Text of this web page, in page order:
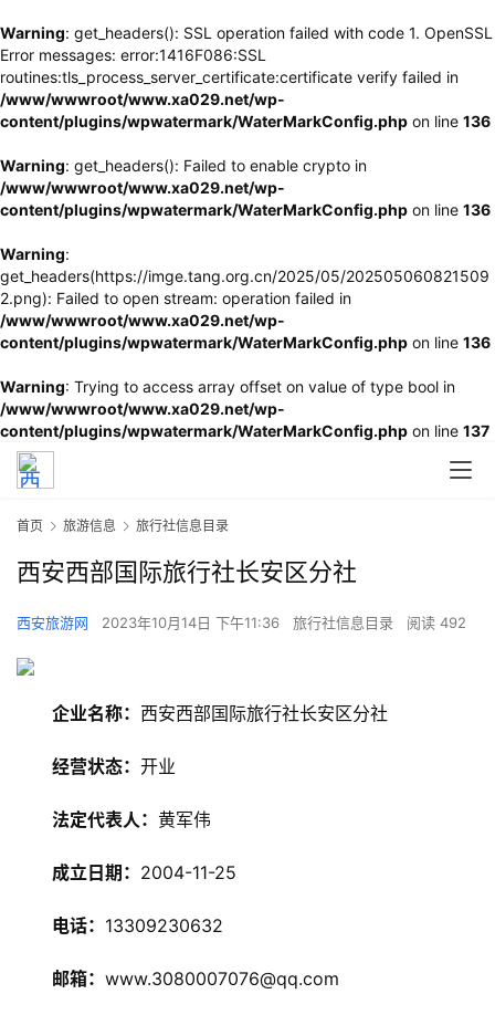
Warning: get_headers(): SSL operation failed with code 1. OpenSSL
Error messages: error:1416F086:SSL
routines:tls_process_server_certificate:certificate verify failed in
/www/wwwroot/www.xa029.net/wp-
content/plugins/wpwatermark/WaterMarkConfig.php on line 136
Warning: get_headers(): Failed to enable crypto in
/www/wwwroot/www.xa029.net/wp-
content/plugins/wpwatermark/WaterMarkConfig.php on line 136
Warning:
get_headers(https://imge.tang.org.cn/2025/05/202505060821509
2.png): Failed to open stream: operation failed in
/www/wwwroot/www.xa029.net/wp-
content/plugins/wpwatermark/WaterMarkConfig.php on line 136
Warning: Trying to access array offset on value of type bool in
/www/wwwroot/www.xa029.net/wp-
content/plugins/wpwatermark/WaterMarkConfig.php on line 137
首页 旅游信息 旅行社信息目录
西安西部国际旅行社长安区分社
西安旅游网 2023年10月14日 下午11:36 旅行社信息目录 阅读 492
企业名称： 西安西部国际旅行社长安区分社
经营状态： 开业
法定代表人： 黄军伟
成立日期： 2004-11-25
电话： 13309230632
邮箱： www.3080007076@qq.com